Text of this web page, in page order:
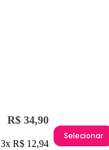
R$ 34,90
3x R$ 12,94
Selecionar